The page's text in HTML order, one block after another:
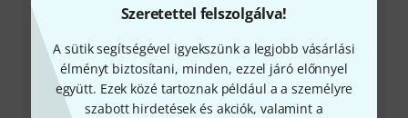
Szeretettel felszolgálva!
A sütik segítségével igyekszünk a legjobb vásárlási
élményt biztosítani, minden, ezzel járó előnnyel
együtt. Ezek közé tartoznak például a a személyre
szabott hirdetések és akciók, valamint a